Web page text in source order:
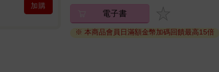
加購
電子書
※ 本商品會員日滿額金幣加碼回饋最高15倍